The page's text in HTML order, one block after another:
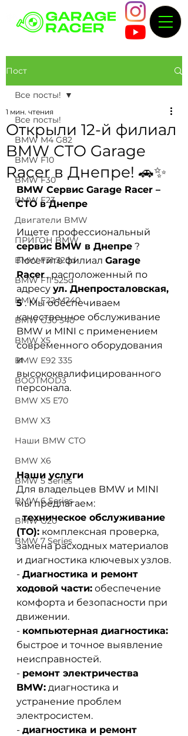
Пост
Все посты!
BMW M4 G82
BMW F10
BMW F30
BMW F23
Двигатели BMW
ПРИГОН BMW
BMW F31 320d
BMW F11 525d
BMW F22 M240
BMW G30 540
BMW X5
BMW E92 335
BOOTMOD3
BMW X5 E70
BMW X3
Наши BMW СТО
BMW X6
BMW 5 Series
BMW 6 Series
BMW G20
BMW 7 Series
Все посты!
Открыли 12-й филиал
BMW СТО Garage
Racer в Днепре! 🚗✨
1 мин. чтения
BMW Сервис Garage Racer –
СТО в Днепре
Ищете профессиональный
сервис BMW в Днепре ?
Посетите филиал Garage
Racer , расположенный по
адресу ул. Днепросталовская,
5 . Мы обеспечиваем
качественное обслуживание
BMW и MINI с применением
современного оборудования
и
высококвалифицированного
персонала.
Наши услуги
Для владельцев BMW и MINI
мы предлагаем:
- техническое обслуживание
(ТО): комплексная проверка,
замена расходных материалов
и диагностика ключевых узлов.
- Диагностика и ремонт
ходовой части: обеспечение
комфорта и безопасности при
движении.
- компьютерная диагностика:
быстрое и точное выявление
неисправностей.
- ремонт электричества
BMW: диагностика и
устранение проблем
электросистем.
- диагностика и ремонт